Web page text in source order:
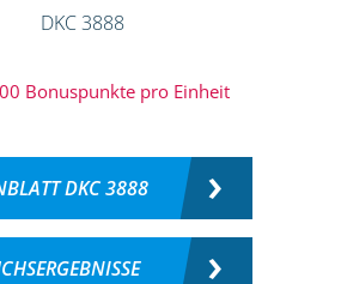
Bonuspunkte pro Einheit
DKC 3888